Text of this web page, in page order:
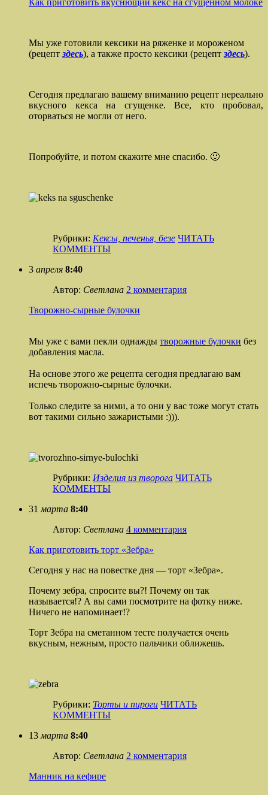
Как приготовить вкуснющий кекс на сгущенном молоке
Мы уже готовили кексики на ряженке и мороженом
(рецепт здесь), а также просто кексики (рецепт здесь).
Сегодня предлагаю вашему вниманию рецепт нереально
вкусного кекса на сгущенке. Все, кто пробовал,
оторваться не могли от него.
Попробуйте, и потом скажите мне спасибо. 🙂
Рубрики: Кексы, печенья, безе ЧИТАТЬ
КОММЕНТЫ
3 апреля 8:40
Автор: Светлана 2 комментария
Творожно-сырные булочки
Мы уже с вами пекли однажды творожные булочки без
добавления масла.
На основе этого же рецепта сегодня предлагаю вам
испечь творожно-сырные булочки.
Только следите за ними, а то они у вас тоже могут стать
вот такими сильно зажаристыми :))).
Рубрики: Изделия из творога ЧИТАТЬ
КОММЕНТЫ
31 марта 8:40
Автор: Светлана 4 комментария
Как приготовить торт «Зебра»
Сегодня у нас на повестке дня — торт «Зебра».
Почему зебра, спросите вы?! Почему он так
называется!? А вы сами посмотрите на фотку ниже.
Ничего не напоминает!?
Торт Зебра на сметанном тесте получается очень
вкусным, нежным, просто пальчики оближешь.
Рубрики: Торты и пироги ЧИТАТЬ
КОММЕНТЫ
13 марта 8:40
Автор: Светлана 2 комментария
Манник на кефире